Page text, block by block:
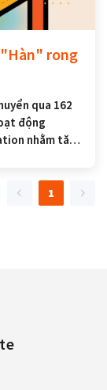
rong
qua 162
động
nhằm tăng
1